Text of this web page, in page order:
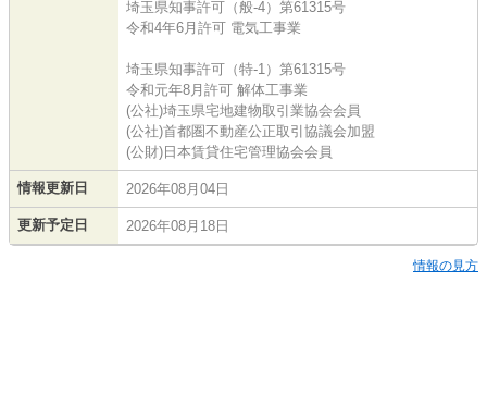
埼玉県知事許可（般-4）第61315号
令和4年6月許可 電気工事業
埼玉県知事許可（特-1）第61315号
令和元年8月許可 解体工事業
(公社)埼玉県宅地建物取引業協会会員
(公社)首都圏不動産公正取引協議会加盟
(公財)日本賃貸住宅管理協会会員
情報更新日 2026年08月04日
更新予定日 2026年08月18日
情報の見方